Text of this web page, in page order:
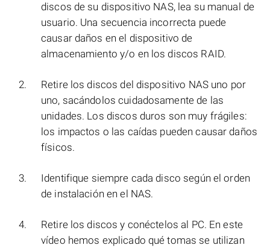
discos de su dispositivo NAS, lea su manual de
usuario. Una secuencia incorrecta puede
causar daños en el dispositivo de
almacenamiento y/o en los discos RAID.
Retire los discos del dispositivo NAS uno por
uno, sacándolos cuidadosamente de las
unidades. Los discos duros son muy frágiles:
los impactos o las caídas pueden causar daños
físicos.
Identifique siempre cada disco según el orden
de instalación en el NAS.
Retire los discos y conéctelos al PC. En este
vídeo hemos explicado qué tomas se utilizan